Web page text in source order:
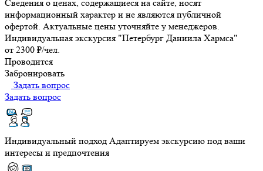
Сведения о ценах, содержащиеся на сайте, носят
информационный характер и не являются публичной
офертой. Актуальные цены уточняйте у менеджеров.
Индивидуальная экскурсия "Петербург Даниила Хармса"
от 2300 ₽/чел.
Проводится
Забронировать
Задать вопрос
Задать вопрос
Индивидуальный подход Адаптируем экскурсию под ваши
интересы и предпочтения